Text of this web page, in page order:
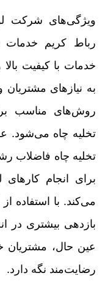
ویژگی‌های شرکت
رباط کریم خدمات
خدمات با کیفیت
به نیازهای
روش‌های مناسب
تخلیه چاه می‌شود.
تخلیه چاه فاضلاب
برای انجام کارهای
می‌کند. با استفاده
بازدهی بیشتری در
عین حال، مشتریان
رضایت‌مند نگه دارد.